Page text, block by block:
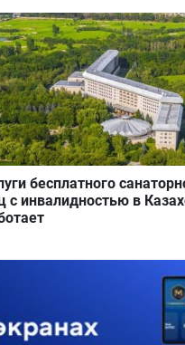
бесплатного
с инвалидностью в